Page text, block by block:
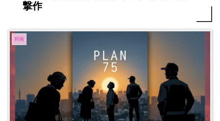
撃作
邦画